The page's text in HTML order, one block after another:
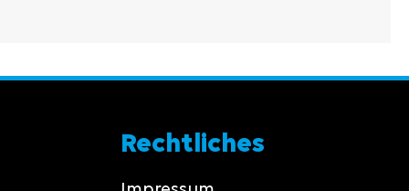
Rechtliches